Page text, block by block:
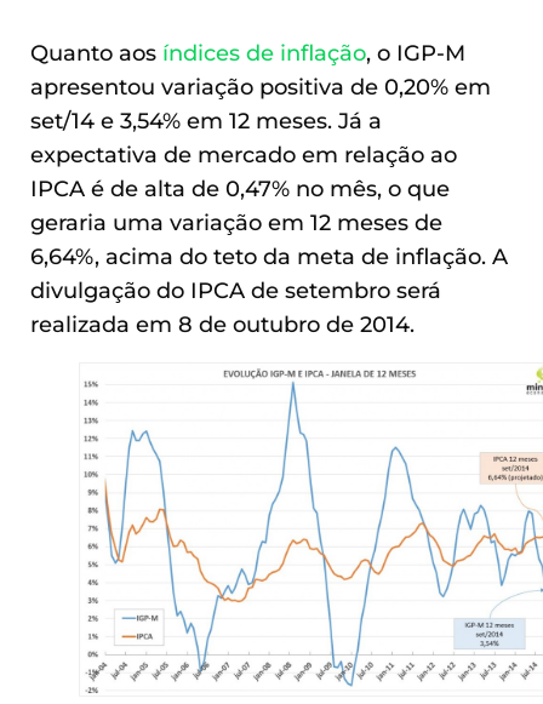
Quanto aos índices de inflação, o IGP-M
apresentou variação positiva de 0,20% em
set/14 e 3,54% em 12 meses. Já a
expectativa de mercado em relação ao
IPCA é de alta de 0,47% no mês, o que
geraria uma variação em 12 meses de
6,64%, acima do teto da meta de inflação. A
divulgação do IPCA de setembro será
realizada em 8 de outubro de 2014.